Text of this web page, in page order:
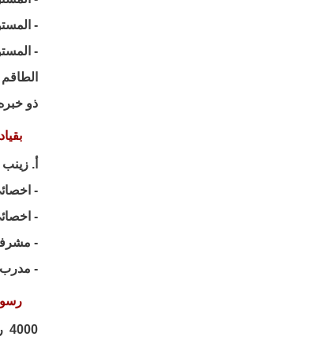
-
-
ذو خبره
أ.
-
-
-
- ⁠مدرب
4000 ريال فقط